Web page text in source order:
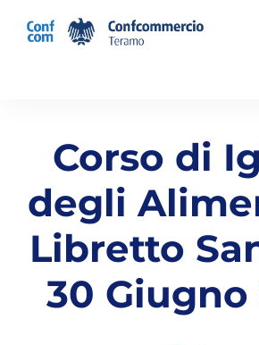
Corso di
degli
Libretto
30 Giugno